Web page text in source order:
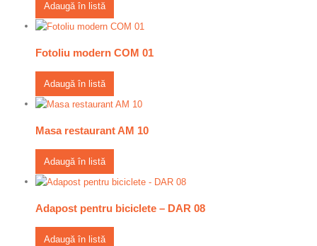
Adaugă în listă
Fotoliu modern COM 01
Adaugă în listă
Masa restaurant AM 10
Adaugă în listă
Adapost pentru biciclete – DAR 08
Adaugă în listă